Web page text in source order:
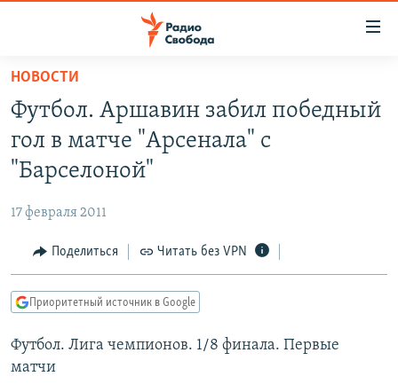
упрощенного
доступа
основному
Вернутся
Вернутся
поиску
ПРОГРАММЫ
ПОДКАСТЫ
АВТОРСКИЕ ПРОЕКТЫ
МНЕНИЯ
КУЛЬТУРА
КАВКАЗ.РЕАЛИИ
СЕВЕР.РЕАЛИИ
НОВОСТИ
Футбол. Аршавин забил победный
гол в матче "Арсенала" с
"Барселоной"
17 февраля 2011
Поделиться Читать без VPN
Приоритетный источник в Google
Футбол. Лига чемпионов. 1/8 финала. Первые
матчи